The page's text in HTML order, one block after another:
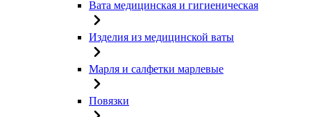
Вата медицинская и гигиеническая
Изделия из медицинской ваты
Марля и салфетки марлевые
Повязки